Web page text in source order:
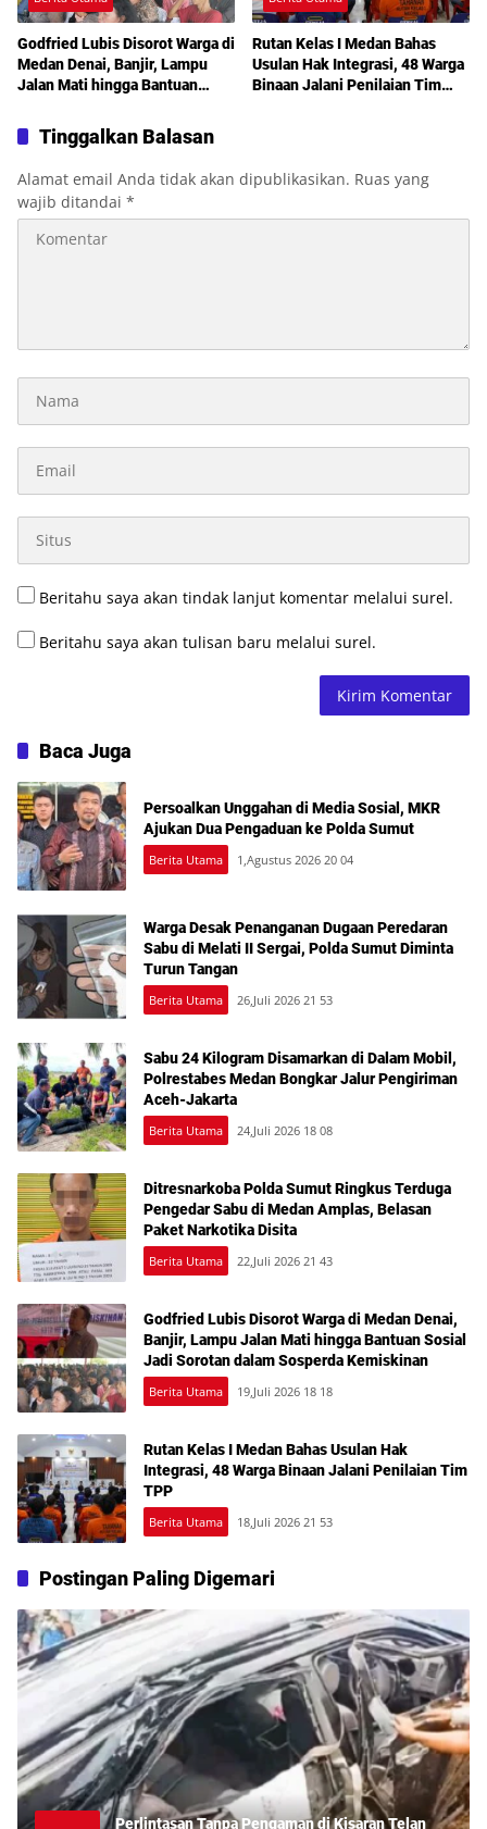
Godfried Lubis Disorot Warga di
Medan Denai, Banjir, Lampu
Jalan Mati hingga Bantuan
Sosperda Kemiskinan
Rutan Kelas I Medan Bahas
Usulan Hak Integrasi, 48 Warga
Binaan Jalani Penilaian Tim
Tinggalkan Balasan
Alamat email Anda tidak akan dipublikasikan. Ruas yang
wajib ditandai *
Beritahu saya akan tindak lanjut komentar melalui surel.
Beritahu saya akan tulisan baru melalui surel.
Baca Juga
Persoalkan Unggahan di Media Sosial, MKR
Ajukan Dua Pengaduan ke Polda Sumut
Berita Utama 1,Agustus 2026 20 04
Warga Desak Penanganan Dugaan Peredaran
Sabu di Melati II Sergai, Polda Sumut Diminta
Turun Tangan
Berita Utama 26,Juli 2026 21 53
Sabu 24 Kilogram Disamarkan di Dalam Mobil,
Polrestabes Medan Bongkar Jalur Pengiriman
Aceh-Jakarta
Berita Utama 24,Juli 2026 18 08
Ditresnarkoba Polda Sumut Ringkus Terduga
Pengedar Sabu di Medan Amplas, Belasan
Paket Narkotika Disita
Berita Utama 22,Juli 2026 21 43
Godfried Lubis Disorot Warga di Medan Denai,
Banjir, Lampu Jalan Mati hingga Bantuan Sosial
Jadi Sorotan dalam Sosperda Kemiskinan
Berita Utama 19,Juli 2026 18 18
Rutan Kelas I Medan Bahas Usulan Hak
Integrasi, 48 Warga Binaan Jalani Penilaian Tim
TPP
Berita Utama 18,Juli 2026 21 53
Postingan Paling Digemari
Perlintasan Tanpa Pengaman di Kisaran Telan